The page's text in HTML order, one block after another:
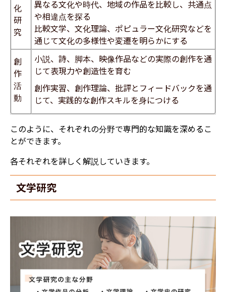
化
研
究
異なる文化や時代、地域の作品を比較し、共通点
や相違点を探る
比較文学、文化理論、ポピュラー文化研究などを
通じて文化の多様性や変遷を明らかにする
創
作
活
動
小説、詩、脚本、映像作品などの実際の創作を通
じて表現力や創造性を育む
創作実習、創作理論、批評とフィードバックを通
じて、実践的な創作スキルを身につける
このように、それぞれの分野で専門的な知識を深めるこ
とができます。
各それぞれを詳しく解説していきます。
文学研究